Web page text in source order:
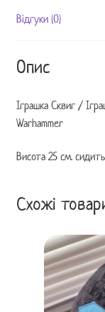
Відгуки (0)
Опис
Іграшка Сквиг /
Warhammer
Висота 25 см.
Схожі